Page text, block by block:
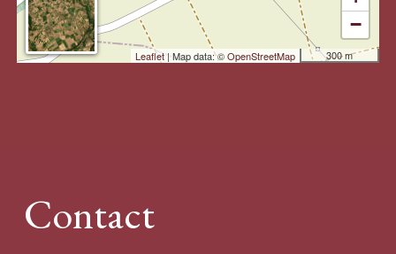
−
300 m
Leaflet | Map data: ©OpenStreetMap
Contact